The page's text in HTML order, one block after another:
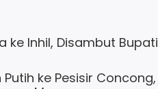
ke Inhil, Disambut Bupati
ke Pesisir Concong,